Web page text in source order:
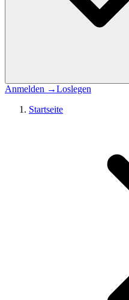
Anmelden →Loslegen
Startseite